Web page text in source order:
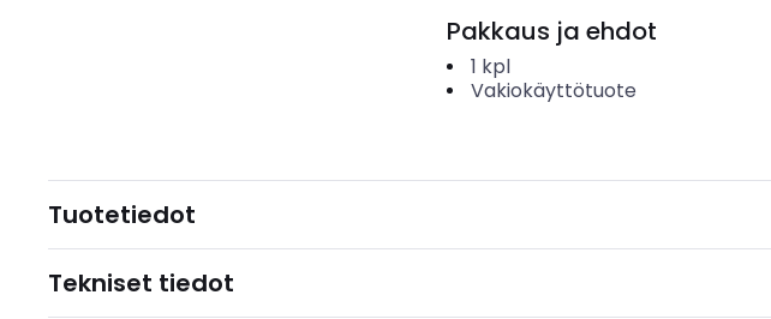
Pakkaus ja ehdot
1 kpl
Vakiokäyttötuote
Tuotetiedot
Tekniset tiedot